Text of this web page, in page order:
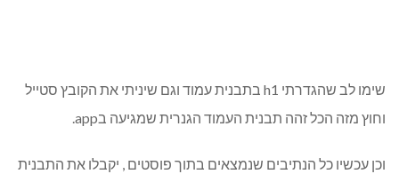
שימו לב שהגדרתי h1 בתבנית עמוד וגם שיניתי את הקובץ סטייל
וחוץ מזה הכל זהה תבנית העמוד הגנרית שמגיעה בapp.
וכן עכשיו כל הנתיבים שנמצאים בתוך פוסטים , יקבלו את התבנית